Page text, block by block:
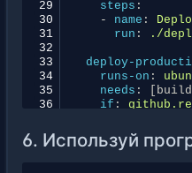
29
steps :
30
- name :
31
run :
./
32
33
deploy-
34
runs-on :
35
needs : build
36
if :
38
name
39
run: ./
6. Используй